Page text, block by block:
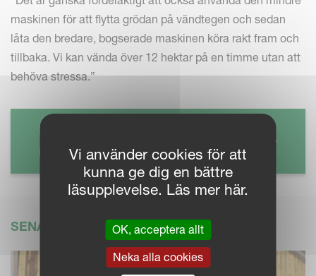
maskinen för att flytta grödan på vändtegen och sedan
låta den bredare, bogserade maskinen köra rakt fram och
tillbaka. Vi kan vända över 12 hektar på en timme utan att
behöva stressa.”
KVERNELAND 85156 C
bogserad rotorvändare
SENASTE NYTT
Vi använder cookies för att
kunna ge dig en bättre
läsupplevelse. Läs mer här.
OK, acceptera allt
Neka alla cookies